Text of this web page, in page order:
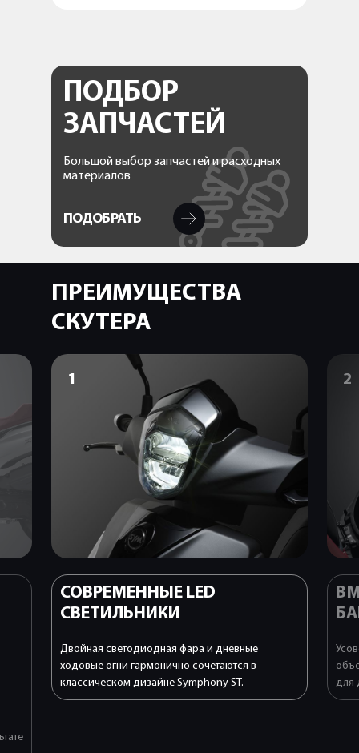
ПОДБОР
ЗАПЧАСТЕЙ
Большой выбор запчастей и расходных
материалов
ПОДОБРАТЬ
ПРЕИМУЩЕСТВА
СКУТЕРА
1
СОВРЕМЕННЫЕ LED
СВЕТИЛЬНИКИ
Двойная светодиодная фара и дневные
ходовые огни гармонично сочетаются в
классическом дизайне Symphony ST.
2
для